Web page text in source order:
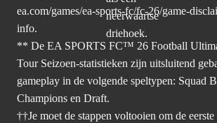
ea.com/games/ea-sports-fc/fc-26/game-
info.
** De EA SPORTS FC™ 26 Football
Tour Seizoen-statistieken zijn uitsluitend
gameplay in de volgende speltypen: Squad
Champions en Draft.
††Je moet de stappen voltooien om de